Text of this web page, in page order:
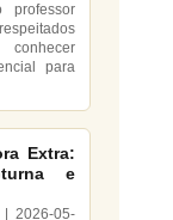
professor
para
Extra:
e
| 2026-05-